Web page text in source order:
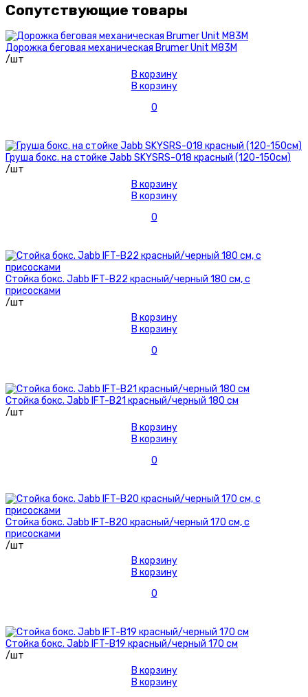
Сопутствующие товары
Дорожка беговая механическая Brumer Unit M83M
/шт
В корзину
В корзину
0
Груша бокс. на стойке Jabb SKYSRS-018 красный (120-150см)
/шт
В корзину
В корзину
0
Стойка бокс. Jabb IFT-B22 красный/черный 180 см, с
присосками
/шт
В корзину
В корзину
0
Стойка бокс. Jabb IFT-B21 красный/черный 180 см
/шт
В корзину
В корзину
0
Стойка бокс. Jabb IFT-B20 красный/черный 170 см, с
присосками
/шт
В корзину
В корзину
0
Стойка бокс. Jabb IFT-B19 красный/черный 170 см
/шт
В корзину
В корзину